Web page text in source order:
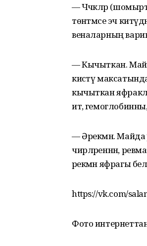
— Чәчәкләр
төнәтмәсе эч
веналарның
— Кычыткан. Май
кисәтү
кычыткан
итә,
— Әрекмән.
чирләреннән,
әрекмән яфрагы
https://vk.com/
Фото